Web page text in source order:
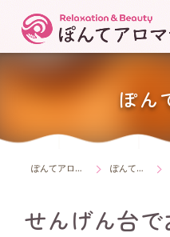
ぽん
ぽんてアロマサロン ぽんてブログ
せんげん台